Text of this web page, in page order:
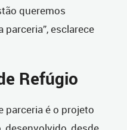
queremos
esclarece
Refúgio
parceria é o projeto